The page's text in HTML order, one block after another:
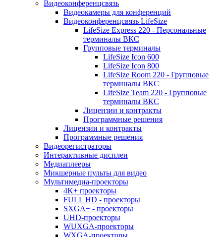
Видеоконференцсвязь
Видеокамеры для конференций
Видеоконференцсвязь LifeSize
LifeSize Express 220 - Персональные
терминалы ВКС
Групповые терминалы
LifeSize Icon 600
LifeSize Icon 800
LifeSize Room 220 - Групповые
терминалы ВКС
LifeSize Team 220 - Групповые
терминалы ВКС
Лицензии и контракты
Программные решения
Лицензии и контракты
Программные решения
Видеорегистраторы
Интерактивные дисплеи
Медиаплееры
Микшерные пульты для видео
Мультимедиа-проекторы
4K+ проекторы
FULL HD - проекторы
SXGA+ - проекторы
UHD-проекторы
WUXGA-проекторы
WXGA-проекторы